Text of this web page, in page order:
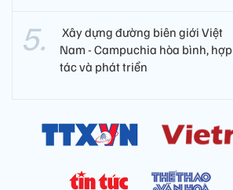
​ Xây dựng đường biên giới Việt
Nam - Campuchia hòa bình, hợp
tác và phát triển